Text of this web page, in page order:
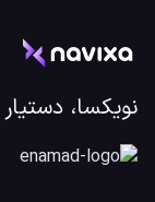
نویکسا،